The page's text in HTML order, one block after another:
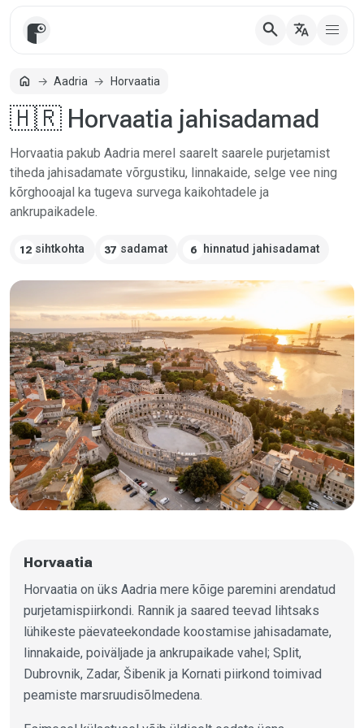
search translate
homeAvalehtAadria Horvaatia
🇭🇷 Horvaatia jahisadamad
Horvaatia pakub Aadria merel saarelt saarele purjetamist
tiheda jahisadamate võrgustiku, linnakaide, selge vee ning
kõrghooajal ka tugeva survega kaikohtadele ja
ankrupaikadele.
12 sihtkohta 37 sadamat 6 hinnatud jahisadamat
Horvaatia
Horvaatia on üks Aadria mere kõige paremini arendatud
purjetamispiirkondi. Rannik ja saared teevad lihtsaks
lühikeste päevateekondade koostamise jahisadamate,
linnakaide, poiväljade ja ankrupaikade vahel; Split,
Dubrovnik, Zadar, Šibenik ja Kornati piirkond toimivad
peamiste marsruudisõlmedena.